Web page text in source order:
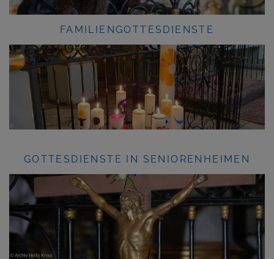
FAMILIENGOTTESDIENSTE
GOTTESDIENSTE IN SENIORENHEIMEN